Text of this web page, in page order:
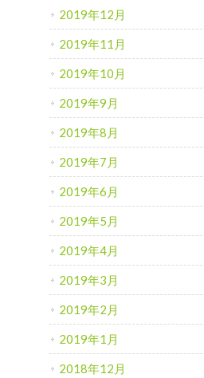
2019年12月
2019年11月
2019年10月
2019年9月
2019年8月
2019年7月
2019年6月
2019年5月
2019年4月
2019年3月
2019年2月
2019年1月
2018年12月